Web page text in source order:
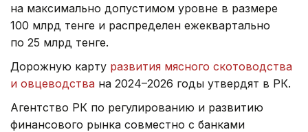
на максимально допустимом уровне в размере
100 млрд тенге и распределен ежеквартально
по 25 млрд тенге.
Дорожную карту развития мясного скотоводства
и овцеводства на 2024–2026 годы утвердят в РК.
Агентство РК по регулированию и развитию
финансового рынка совместно с банками